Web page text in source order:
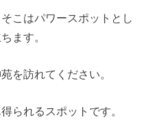
こはパワースポットとし
ます。
を訪れてください。
られるスポットです。